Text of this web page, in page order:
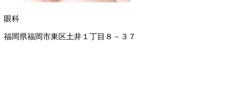
眼科
福岡県福岡市東区土井１丁目８－３７